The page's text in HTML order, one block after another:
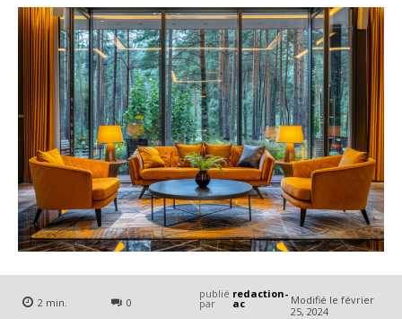
2 min. 0
publié
par
redaction-
ac Modifié le février
25, 2024